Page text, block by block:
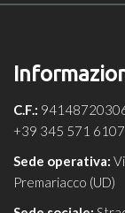
C.F.:
+39 345 571 6107
Sede operativa:
Premariacco (UD)